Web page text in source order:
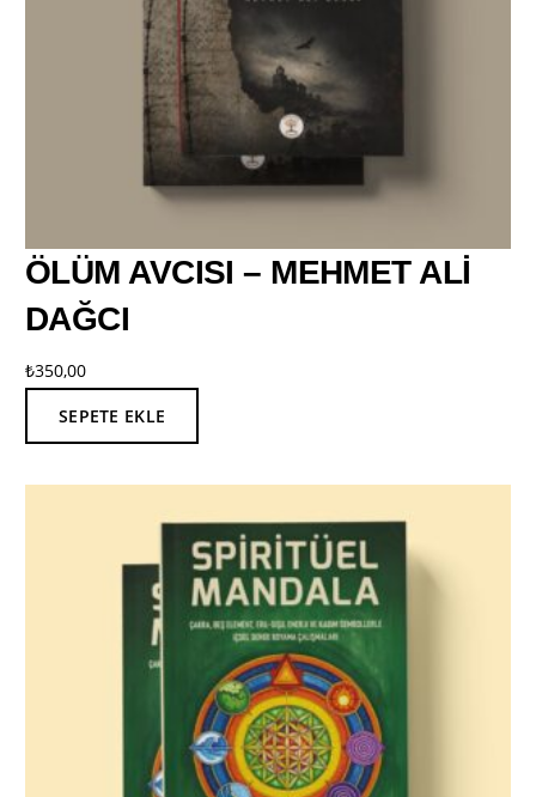
ÖLÜM AVCISI – MEHMET ALİ
DAĞCI
₺350,00
SEPETE EKLE